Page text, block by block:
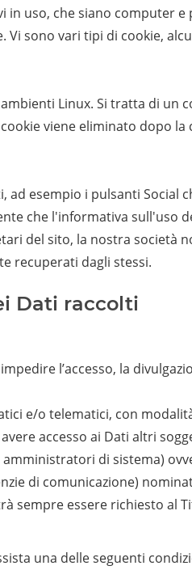
uso, che siano computer
sono vari tipi di cookie,
Linux. Si tratta di
viene eliminato dopo
ad esempio i pulsanti
che l'informativa sull'uso
del sito, la nostra società
recuperati dagli stessi.
Dati raccolti
l’accesso, la
e/o telematici, con
accesso ai Dati altri
di sistema)
di comunicazione)
sempre essere richiesto al
una delle seguenti